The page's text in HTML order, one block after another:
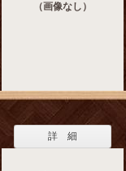
（画像なし）
詳 細